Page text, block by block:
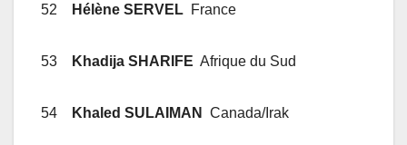
52 Hélène SERVEL France
53 Khadija SHARIFE Afrique du Sud
54 Khaled SULAIMAN Canada/Irak